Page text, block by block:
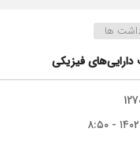
ها
فیزیکی